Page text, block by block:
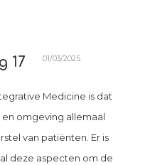
17 01/03/2025
Medicine is dat
omgeving allemaal
van patiënten. Er is
deze aspecten om de